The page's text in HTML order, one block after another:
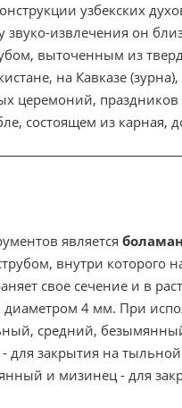
узбекских
звуко-извлечения он
выточенным из
на Кавказе
церемоний, праздников
состоящем из карная,
является боламан
внутри которого
свое сечение и в
диаметром 4 мм. При
средний,
для закрытия на
и мизинец - для